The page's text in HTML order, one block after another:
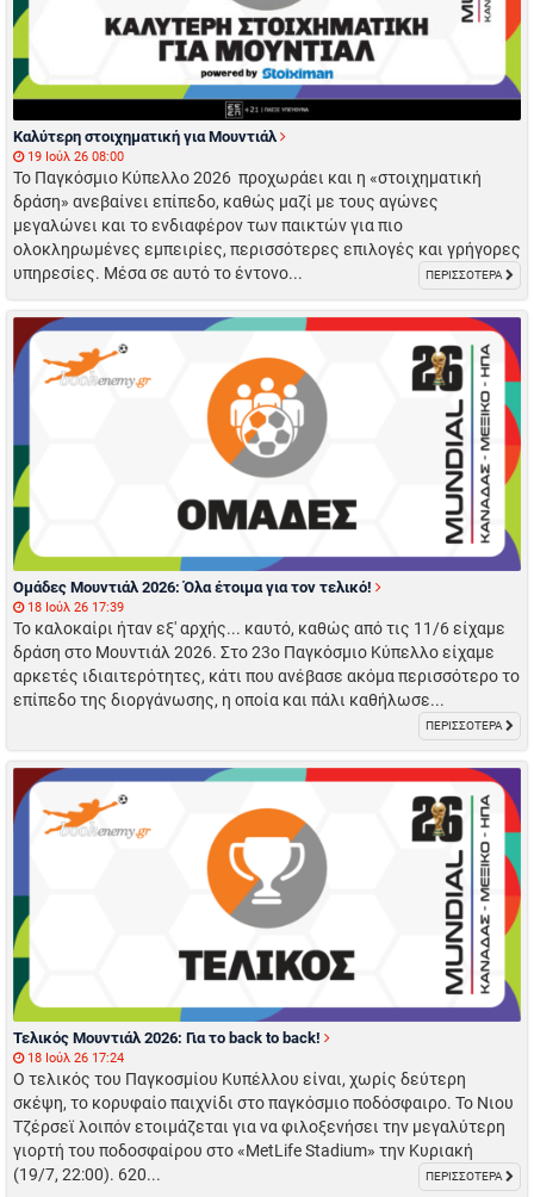
Καλύτερη στοιχηματική για Μουντιάλ
19 Ιούλ 26 08:00
Το Παγκόσμιο Κύπελλο 2026 προχωράει και η «στοιχηματική
δράση» ανεβαίνει επίπεδο, καθώς μαζί με τους αγώνες
μεγαλώνει και το ενδιαφέρον των παικτών για πιο
ολοκληρωμένες εμπειρίες, περισσότερες επιλογές και γρήγορες
υπηρεσίες. Μέσα σε αυτό το έντονο...
ΠΕΡΙΣΣΟΤΕΡΑ
Ομάδες Μουντιάλ 2026: Όλα έτοιμα για τον τελικό!
18 Ιούλ 26 17:39
Το καλοκαίρι ήταν εξ' αρχής... καυτό, καθώς από τις 11/6 είχαμε
δράση στο Μουντιάλ 2026. Στο 23ο Παγκόσμιο Κύπελλο είχαμε
αρκετές ιδιαιτερότητες, κάτι που ανέβασε ακόμα περισσότερο το
επίπεδο της διοργάνωσης, η οποία και πάλι καθήλωσε...
ΠΕΡΙΣΣΟΤΕΡΑ
Τελικός Μουντιάλ 2026: Για το back to back!
18 Ιούλ 26 17:24
Ο τελικός του Παγκοσμίου Κυπέλλου είναι, χωρίς δεύτερη
σκέψη, το κορυφαίο παιχνίδι στο παγκόσμιο ποδόσφαιρο. Το Νιου
Τζέρσεϊ λοιπόν ετοιμάζεται για να φιλοξενήσει την μεγαλύτερη
γιορτή του ποδοσφαίρου στο «MetLife Stadium» την Κυριακή
(19/7, 22:00). 620...
ΠΕΡΙΣΣΟΤΕΡΑ